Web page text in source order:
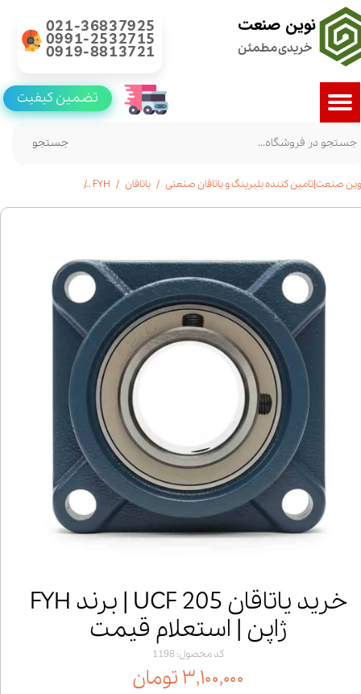
نوین صنعت
خریدی مطمئن
021-36837925
0991-2532715
0919-8813721
جستجو
تضمین کیفیت
صنعت|تامین کننده بلبرینگ و یاتاقان صنعتی یاتاقان FYH
خرید یاتاقان UCF 205 | برند FYH
ژاپن | استعلام قیمت
کد محصول: 1198
۳,۱۰۰,۰۰۰ تومان